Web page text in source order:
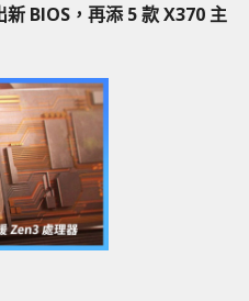
BIOS，再添 5 款 X370 主